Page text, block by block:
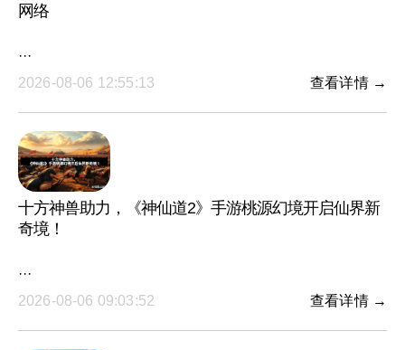
网络
···
2026-08-06 12:55:13
查看详情 →
十方神兽助力，《神仙道2》手游桃源幻境开启仙界新
奇境！
···
2026-08-06 09:03:52
查看详情 →